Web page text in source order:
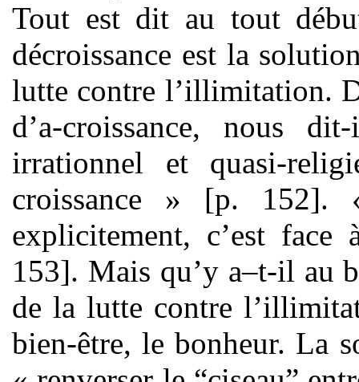
Tout est dit au tout
décroissance est la
lutte contre l’illimitation.
d’a-croissance, nous
irrationnel et quasi-
croissance » [p.
explicitement, c’est face
153]. Mais qu’y a–t-il au
de la lutte contre
bien-être, le bonheur. La